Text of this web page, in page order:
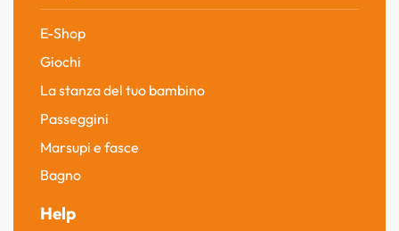
E-Shop
Giochi
La stanza del tuo bambino
Passeggini
Marsupi e fasce
Bagno
Help